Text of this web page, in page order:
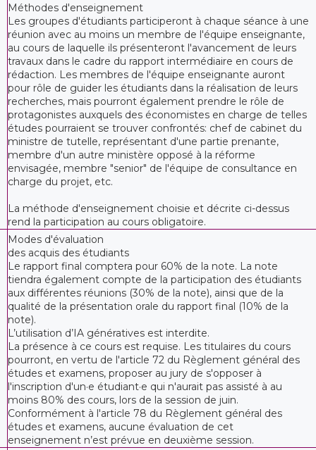
Méthodes d'enseignement
Les groupes d'étudiants participeront à chaque séance à une
réunion avec au moins un membre de l'équipe enseignante,
au cours de laquelle ils présenteront l'avancement de leurs
travaux dans le cadre du rapport intermédiaire en cours de
rédaction. Les membres de l'équipe enseignante auront
pour rôle de guider les étudiants dans la réalisation de leurs
recherches, mais pourront également prendre le rôle de
protagonistes auxquels des économistes en charge de telles
études pourraient se trouver confrontés: chef de cabinet du
ministre de tutelle, représentant d'une partie prenante,
membre d'un autre ministère opposé à la réforme
envisagée, membre "senior" de l'équipe de consultance en
charge du projet, etc.
La méthode d'enseignement choisie et décrite ci-dessus
rend la participation au cours obligatoire.
Modes d'évaluation
des acquis des étudiants
Le rapport final comptera pour 60% de la note. La note
tiendra également compte de la participation des étudiants
aux différentes réunions (30% de la note), ainsi que de la
qualité de la présentation orale du rapport final (10% de la
note).
L’utilisation d’IA génératives est interdite.
La présence à ce cours est requise. Les titulaires du cours
pourront, en vertu de l'article 72 du Règlement général des
études et examens, proposer au jury de s'opposer à
l'inscription d'un·e étudiant·e qui n'aurait pas assisté à au
moins 80% des cours, lors de la session de juin.
Conformément à l'article 78 du Règlement général des
études et examens, aucune évaluation de cet
enseignement n’est prévue en deuxième session.